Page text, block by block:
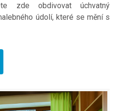
zde obdivovat úchvatný
údolí, které se mění s